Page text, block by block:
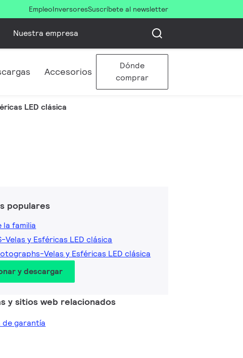
EmpleoInversoresSuscríbete al newsletter
Nuestra empresa
Accesorios
Dónde
comprar
LED clásica
populares
la familia
Velas y Esféricas LED clásica
Velas y Esféricas LED clásica
y descargar
y sitios web relacionados
de garantía